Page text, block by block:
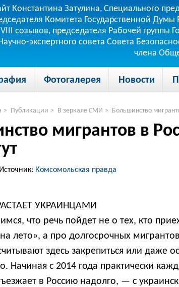
Константина Затулина, Специального
Комитета Государственной
VIII созывов, председателя Рабочей
экспертного совета Совета
члена
Фотогалерея Новости
> Публикации > В зеркале СМИ > Большинство
мигрантов в
Источник: Комсомольская правда
УКРАИНЦАМИ
что речь пойдет не о тех, кто
лето», а про долгосрочных
здесь закрепиться или даже
Начиная с 2014 года практически
в Россию надолго, — с